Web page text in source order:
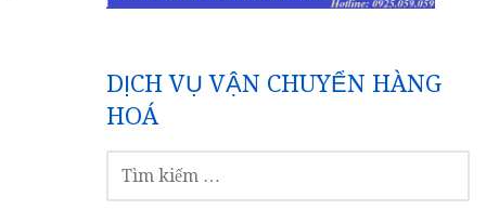
DỊCH VỤ VẬN CHUYỂN HÀNG
HOÁ
KIẾM